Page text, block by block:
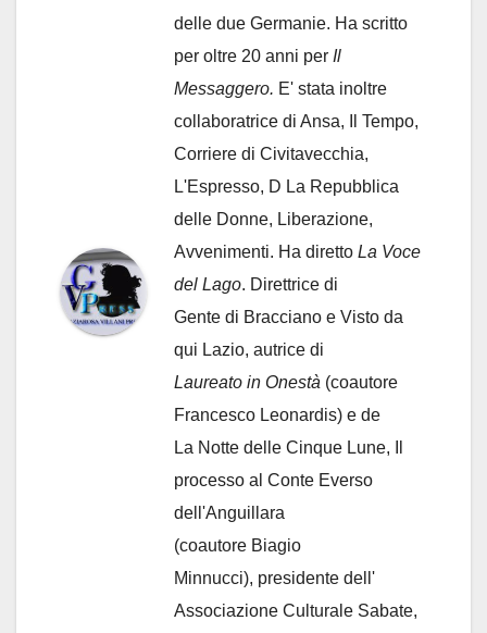
delle due Germanie. Ha scritto
per oltre 20 anni per Il
Messaggero. E' stata inoltre
collaboratrice di Ansa, Il Tempo,
Corriere di Civitavecchia,
L'Espresso, D La Repubblica
delle Donne, Liberazione,
Avvenimenti. Ha diretto La Voce
del Lago. Direttrice di
Gente di Bracciano e Visto da
qui Lazio, autrice di
Laureato in Onestà (coautore
Francesco Leonardis) e de
La Notte delle Cinque Lune, Il
processo al Conte Everso
dell'Anguillara
(coautore Biagio
Minnucci), presidente dell'
Associazione Culturale Sabate,